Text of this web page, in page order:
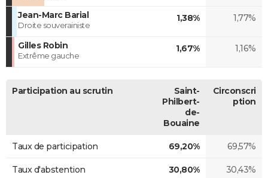
Jean-Marc Barial
Droite souverainiste
1,38% 1,77%
Gilles Robin
Extrême gauche
1,67% 1,16%
Participation au scrutin
Saint-
Philbert-
de-
Bouaine
Circonscri
ption
Taux de participation 69,20% 69,57%
Taux d'abstention 30,80% 30,43%